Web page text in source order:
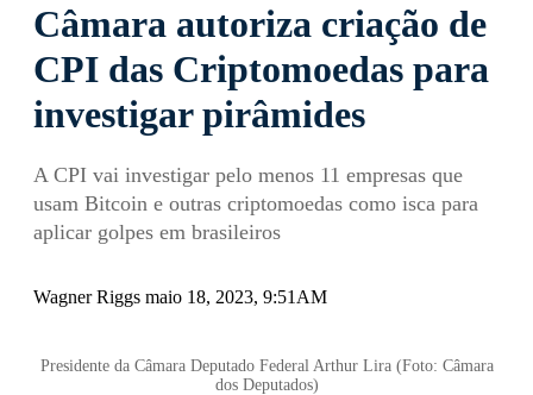
Câmara autoriza criação de
CPI das Criptomoedas para
investigar pirâmides
A CPI vai investigar pelo menos 11 empresas que
usam Bitcoin e outras criptomoedas como isca para
aplicar golpes em brasileiros
Wagner Riggs maio 18, 2023, 9:51AM
Presidente da Câmara Deputado Federal Arthur Lira (Foto: Câmara
dos Deputados)